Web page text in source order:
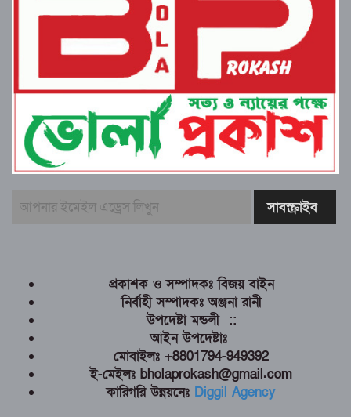
প্রকাশক ও সম্পাদকঃ বিজয় বাইন
নির্বাহী সম্পাদকঃ অঞ্জনা রানী
উপদেষ্টা মন্ডলী ::
আইন উপদেষ্টাঃ
মোবাইলঃ +8801794-949392
ই-মেইলঃ bholaprokash@gmail.com
কারিগরি উন্নয়নেঃ Diggil Agency